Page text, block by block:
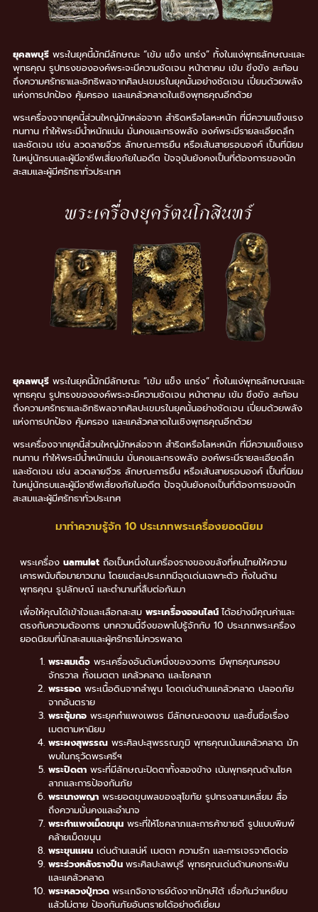
ยุคลพบุรี พระในยุคนี้มักมีลักษณะ “เข้ม แข็ง แกร่ง” ทั้งในแง่พุทธลักษณะและ
พุทธคุณ รูปทรงขององค์พระจะมีความชัดเจน หน้าตาคม เข้ม ขึงขัง สะท้อน
ถึงความศรัทธาและอิทธิพลจากศิลปะเขมรในยุคนั้นอย่างชัดเจน เปี่ยมด้วยพลัง
แห่งการปกป้อง คุ้มครอง และแคล้วคลาดในเชิงพุทธคุณอีกด้วย
พระเครื่องจากยุคนี้ส่วนใหญ่มักหล่อจาก สำริดหรือโลหะหนัก ที่มีความแข็งแรง
ทนทาน ทำให้พระมีน้ำหนักแน่น มั่นคงและทรงพลัง องค์พระมีรายละเอียดลึก
และชัดเจน เช่น ลวดลายจีวร ลักษณะการยืน หรือเส้นสายรอบองค์ เป็นที่นิยม
ในหมู่นักรบและผู้มีอาชีพเสี่ยงภัยในอดีต ปัจจุบันยังคงเป็นที่ต้องการของนัก
สะสมและผู้มีศรัทธาทั่วประเทศ
ยุคลพบุรี พระในยุคนี้มักมีลักษณะ “เข้ม แข็ง แกร่ง” ทั้งในแง่พุทธลักษณะและ
พุทธคุณ รูปทรงขององค์พระจะมีความชัดเจน หน้าตาคม เข้ม ขึงขัง สะท้อน
ถึงความศรัทธาและอิทธิพลจากศิลปะเขมรในยุคนั้นอย่างชัดเจน เปี่ยมด้วยพลัง
แห่งการปกป้อง คุ้มครอง และแคล้วคลาดในเชิงพุทธคุณอีกด้วย
พระเครื่องจากยุคนี้ส่วนใหญ่มักหล่อจาก สำริดหรือโลหะหนัก ที่มีความแข็งแรง
ทนทาน ทำให้พระมีน้ำหนักแน่น มั่นคงและทรงพลัง องค์พระมีรายละเอียดลึก
และชัดเจน เช่น ลวดลายจีวร ลักษณะการยืน หรือเส้นสายรอบองค์ เป็นที่นิยม
ในหมู่นักรบและผู้มีอาชีพเสี่ยงภัยในอดีต ปัจจุบันยังคงเป็นที่ต้องการของนัก
สะสมและผู้มีศรัทธาทั่วประเทศ
มาทำความรู้จัก 10 ประเภทพระเครื่องยอดนิยม
พระเครื่อง uamulet ถือเป็นหนึ่งในเครื่องรางของขลังที่คนไทยให้ความ
เคารพนับถือมายาวนาน โดยแต่ละประเภทมีจุดเด่นเฉพาะตัว ทั้งในด้าน
พุทธคุณ รูปลักษณ์ และตำนานที่สืบต่อกันมา
เพื่อให้คุณได้เข้าใจและเลือกสะสม พระเครื่องออนไลน์ ได้อย่างมีคุณค่าและ
ตรงกับความต้องการ บทความนี้จึงขอพาไปรู้จักกับ 10 ประเภทพระเครื่อง
ยอดนิยมที่นักสะสมและผู้ศรัทธาไม่ควรพลาด
พระสมเด็จ พระเครื่องอันดับหนึ่งของวงการ มีพุทธคุณครอบ
จักรวาล ทั้งเมตตา แคล้วคลาด และโชคลาภ
พระรอด พระเนื้อดินจากลำพูน โดดเด่นด้านแคล้วคลาด ปลอดภัย
จากอันตราย
พระซุ้มกอ พระยุคกำแพงเพชร มีลักษณะงดงาม และขึ้นชื่อเรื่อง
เมตตามหานิยม
พระผงสุพรรณ พระศิลปะสุพรรณภูมิ พุทธคุณเน้นแคล้วคลาด มัก
พบในกรุวัดพระศรีฯ
พระปิดตา พระที่มีลักษณะปิดตาทั้งสองข้าง เน้นพุทธคุณด้านโชค
ลาภและการป้องกันภัย
พระนางพญา พระยอดขุนพลของสุโขทัย รูปทรงสามเหลี่ยม สื่อ
ถึงความมั่นคงและอำนาจ
พระกำแพงเม็ดขนุน พระที่ให้โชคลาภและการค้าขายดี รูปแบบพิมพ์
คล้ายเม็ดขนุน
พระขุนแผน เด่นด้านเสน่ห์ เมตตา ความรัก และการเจรจาติดต่อ
พระร่วงหลังรางปืน พระศิลปะลพบุรี พุทธคุณเด่นด้านคงกระพัน
และแคล้วคลาด
พระหลวงปู่ทวด พระเกจิอาจารย์ดังจากปักษ์ใต้ เชื่อกันว่าเหยียบ
แล้วไม่ตาย ป้องกันภัยอันตรายได้อย่างดีเยี่ยม